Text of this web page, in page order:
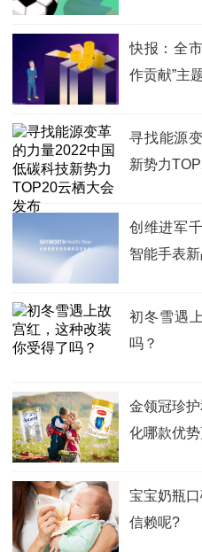
快报：全
作贡献”主
寻找能源
新势力
创维进军
智能手表
初冬雪遇
吗？
金领冠珍
化哪款优
宝宝奶瓶
信赖呢?